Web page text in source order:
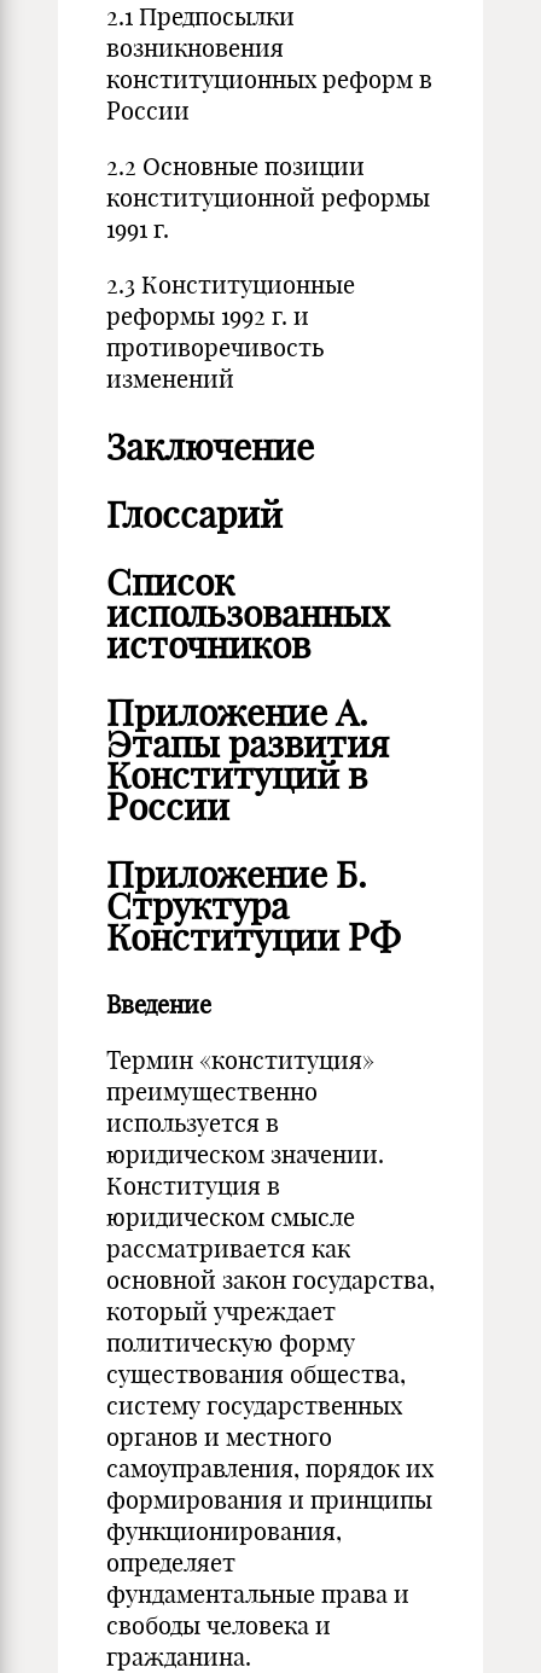
2.1 Предпосылки
возникновения
конституционных реформ в
России
2.2 Основные позиции
конституционной реформы
1991 г.
2.3 Конституционные
реформы 1992 г. и
противоречивость
изменений
Заключение
Глоссарий
Список
использованных
источников
Приложение А.
Этапы развития
Конституций в
России
Приложение Б.
Структура
Конституции РФ
Введение
Термин «конституция»
преимущественно
используется в
юридическом значении.
Конституция в
юридическом смысле
рассматривается как
основной закон государства,
который учреждает
политическую форму
существования общества,
систему государственных
органов и местного
самоуправления, порядок их
формирования и принципы
функционирования,
определяет
фундаментальные права и
свободы человека и
гражданина.